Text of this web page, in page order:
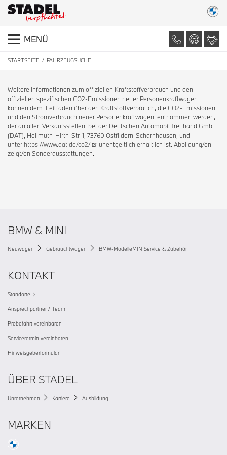
MENÜ
STARTSEITE FAHRZEUGSUCHE
Weitere Informationen zum offiziellen Kraftstoffverbrauch und den
offiziellen spezifischen CO2-Emissionen neuer Personenkraftwagen
können dem 'Leitfaden über den Kraftstoffverbrauch, die CO2-Emissionen
und den Stromverbrauch neuer Personenkraftwagen' entnommen werden,
der an allen Verkaufsstellen, bei der Deutschen Automobil Treuhand GmbH
(DAT), Hellmuth-Hirth-Str. 1, 73760 Ostfildern-Scharnhausen, und
unter https://www.dat.de/co2/
unentgeltlich erhältlich ist. Abbildung/en
zeigt/en Sonderausstattungen.
BMW & MINI
Neuwagen Gebrauchtwagen BMW-ModelleMINIService & Zubehör
KONTAKT
Standorte
Ansprechpartner / Team
Probefahrt vereinbaren
Servicetermin vereinbaren
Hinweisgeberformular
ÜBER STADEL
Unternehmen Karriere Ausbildung
MARKEN